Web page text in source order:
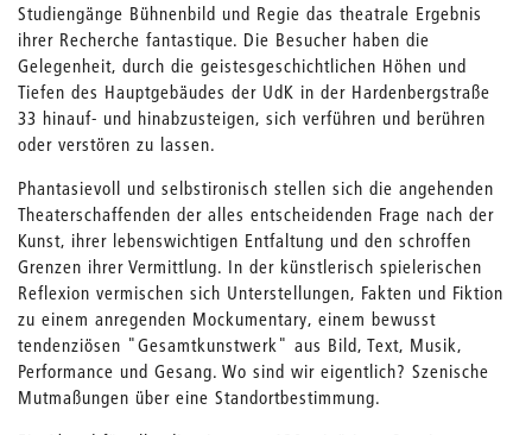
Studiengänge Bühnenbild und Regie das theatrale Ergebnis
ihrer Recherche fantastique. Die Besucher haben die
Gelegenheit, durch die geistesgeschichtlichen Höhen und
Tiefen des Hauptgebäudes der UdK in der Hardenbergstraße
33 hinauf- und hinabzusteigen, sich verführen und berühren
oder verstören zu lassen.
Phantasievoll und selbstironisch stellen sich die angehenden
Theaterschaffenden der alles entscheidenden Frage nach der
Kunst, ihrer lebenswichtigen Entfaltung und den schroffen
Grenzen ihrer Vermittlung. In der künstlerisch spielerischen
Reflexion vermischen sich Unterstellungen, Fakten und Fiktion
zu einem anregenden Mockumentary, einem bewusst
tendenziösen "Gesamtkunstwerk" aus Bild, Text, Musik,
Performance und Gesang. Wo sind wir eigentlich? Szenische
Mutmaßungen über eine Standortbestimmung.